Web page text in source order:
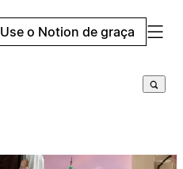
Use o Notion de graça